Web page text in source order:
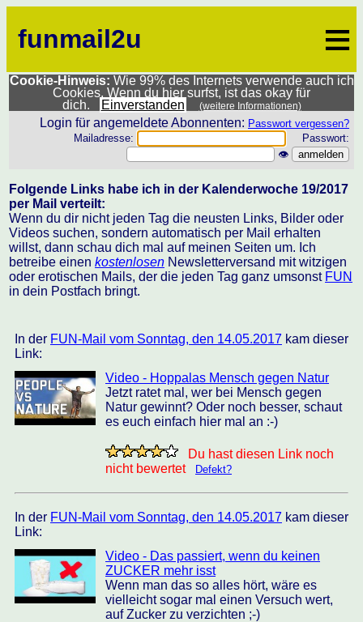
funmail2u ≡
Cookie-Hinweis: Wie 99% des Internets verwende auch ich
Cookies. Wenn du hier surfst, ist das okay für
dich.
Einverstanden (weitere Informationen)
Login für angemeldete Abonnenten: Passwort vergessen?
Mailadresse:
Passwort:
👁
Folgende Links habe ich in der Kalenderwoche 19/2017
per Mail verteilt:
Wenn du dir nicht jeden Tag die neusten Links, Bilder oder
Videos suchen, sondern automatisch per Mail erhalten
willst, dann schau dich mal auf meinen Seiten um. Ich
betreibe einen kostenlosen Newsletterversand mit witzigen
oder erotischen Mails, der die jeden Tag ganz umsonst FUN
in dein Postfach bringt.
In der FUN-Mail vom Sonntag, den 14.05.2017 kam dieser
Link:
Video - Hoppalas Mensch gegen Natur
Jetzt ratet mal, wer bei Mensch gegen
Natur gewinnt? Oder noch besser, schaut
es euch einfach hier mal an :-)
Du hast diesen Link noch
nicht bewertet
Defekt?
In der FUN-Mail vom Sonntag, den 14.05.2017 kam dieser
Link:
Video - Das passiert, wenn du keinen
ZUCKER mehr isst
Wenn man das so alles hört, wäre es
vielleicht sogar mal einen Versuch wert,
auf Zucker zu verzichten ;-)